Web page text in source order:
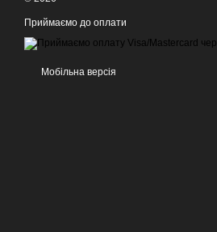
Приймаємо до оплати
Мобільна версія